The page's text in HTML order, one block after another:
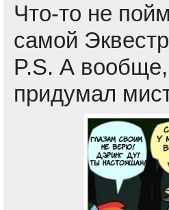
Что-то не
самой
P.S. А вообще,
придумал